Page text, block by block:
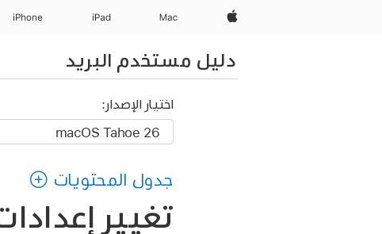
Apple‏
Mac
iPad‏
iPhone
دليل مستخدم البريد
اختيار الإصدار:
جدول المحتويات
تغيير